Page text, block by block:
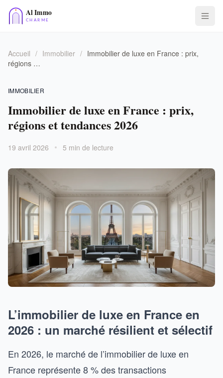
Accueil / Immobilier / Immobilier de luxe en France : prix,
régions …
IMMOBILIER
Immobilier de luxe en France : prix,
régions et tendances 2026
19 avril 2026 5 min de lecture
L’immobilier de luxe en France en
2026 : un marché résilient et sélectif
En 2026, le marché de l’immobilier de luxe en
France représente 8 % des transactions